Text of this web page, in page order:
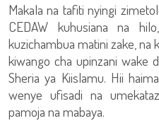
Makala na tafiti nyingi
CEDAW kuhusiana na
kuzichambua matini zake, na
kiwango cha upinzani wake
Sheria ya Kiislamu. Hii
wenye ufisadi na
pamoja na mabaya.